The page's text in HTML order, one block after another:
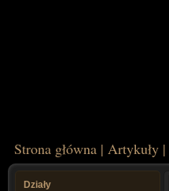
Strona główna | Artykuły |
Działy